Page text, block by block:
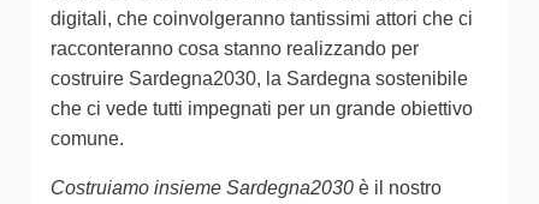
digitali, che coinvolgeranno tantissimi attori che ci
racconteranno cosa stanno realizzando per
costruire Sardegna2030, la Sardegna sostenibile
che ci vede tutti impegnati per un grande obiettivo
comune.
Costruiamo insieme Sardegna2030 è il nostro